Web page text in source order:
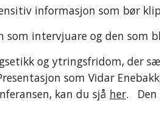
informasjon som bør
som intervjuare og den som
og ytringsfridom, der
som Vidar
kan du sjå her. Den